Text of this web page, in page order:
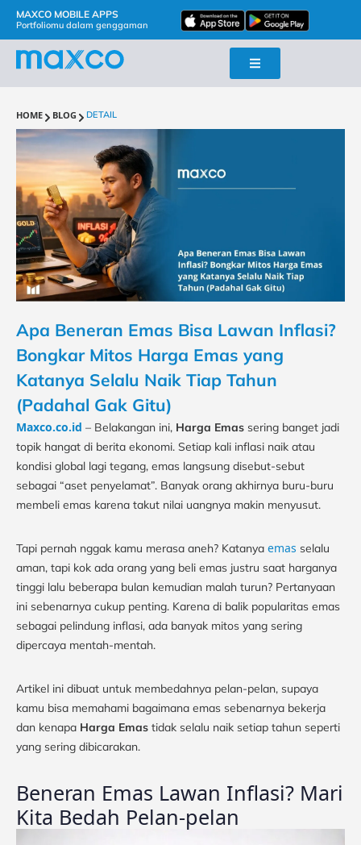
MAXCO MOBILE APPS
Portfoliomu dalam genggaman
HOME BLOG DETAIL
Apa Beneran Emas Bisa Lawan Inflasi?
Bongkar Mitos Harga Emas yang
Katanya Selalu Naik Tiap Tahun
(Padahal Gak Gitu)
Maxco.co.id – Belakangan ini, Harga Emas sering banget jadi
topik hangat di berita ekonomi. Setiap kali inflasi naik atau
kondisi global lagi tegang, emas langsung disebut-sebut
sebagai “aset penyelamat”. Banyak orang akhirnya buru-buru
membeli emas karena takut nilai uangnya makin menyusut.
Tapi pernah nggak kamu merasa aneh? Katanya emas selalu
aman, tapi kok ada orang yang beli emas justru saat harganya
tinggi lalu beberapa bulan kemudian malah turun? Pertanyaan
ini sebenarnya cukup penting. Karena di balik popularitas emas
sebagai pelindung inflasi, ada banyak mitos yang sering
dipercaya mentah-mentah.
Artikel ini dibuat untuk membedahnya pelan-pelan, supaya
kamu bisa memahami bagaimana emas sebenarnya bekerja
dan kenapa Harga Emas tidak selalu naik setiap tahun seperti
yang sering dibicarakan.
Beneran Emas Lawan Inflasi? Mari
Kita Bedah Pelan-pelan